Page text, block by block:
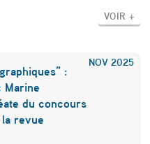
VOIR +
NOV 2025
:
Marine
du concours
revue